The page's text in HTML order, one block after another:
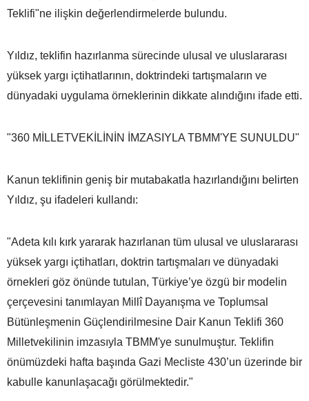
Teklifi"ne ilişkin değerlendirmelerde bulundu.
Yıldız, teklifin hazırlanma sürecinde ulusal ve uluslararası
yüksek yargı içtihatlarının, doktrindeki tartışmaların ve
dünyadaki uygulama örneklerinin dikkate alındığını ifade etti.
"360 MİLLETVEKİLİNİN İMZASIYLA TBMM'YE SUNULDU"
Kanun teklifinin geniş bir mutabakatla hazırlandığını belirten
Yıldız, şu ifadeleri kullandı:
"Adeta kılı kırk yararak hazırlanan tüm ulusal ve uluslararası
yüksek yargı içtihatları, doktrin tartışmaları ve dünyadaki
örnekleri göz önünde tutulan, Türkiye’ye özgü bir modelin
çerçevesini tanımlayan Millî Dayanışma ve Toplumsal
Bütünleşmenin Güçlendirilmesine Dair Kanun Teklifi 360
Milletvekilinin imzasıyla TBMM'ye sunulmuştur. Teklifin
önümüzdeki hafta başında Gazi Mecliste 430’un üzerinde bir
kabulle kanunlaşacağı görülmektedir."